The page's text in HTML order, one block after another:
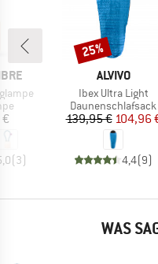
(3)
MARKE
ALVIVO
Artikel
Ibex Ultra Light
Produktgruppe
Daunenschlafsack
Preis
139,95 € 104,96
4,4(9)
Rabatt
25%
WAS